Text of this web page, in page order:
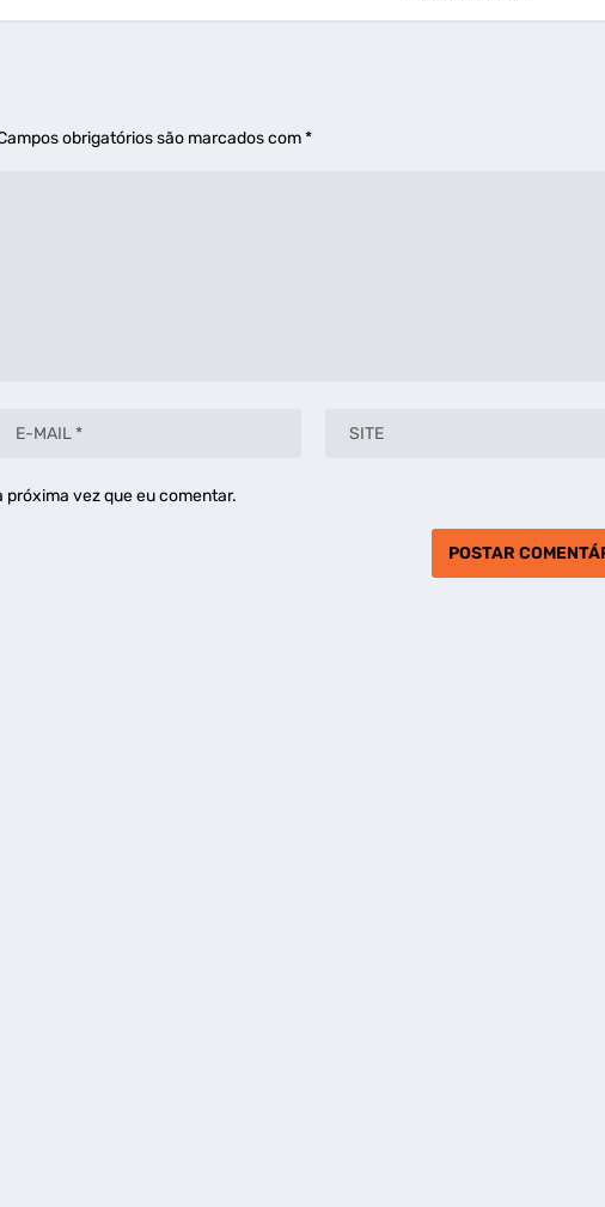
obrigatórios são marcados com*
vez que eu comentar.